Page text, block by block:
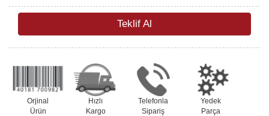
Teklif Al
Orjinal
Ürün
Hızlı
Kargo
Telefonla
Sipariş
Yedek
Parça